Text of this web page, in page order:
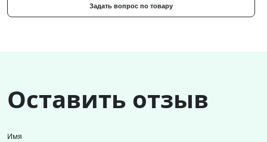
Задать вопрос по товару
Оставить отзыв
Имя